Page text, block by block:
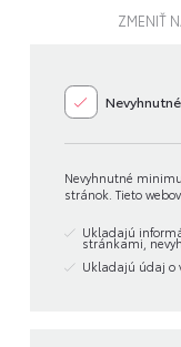
ZMENIŤ
Nevyhnutné
stránok. Tieto
Ukladajú
stránkami,
Ukladajú údaj o